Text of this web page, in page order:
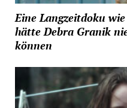
Eine Langzeitdoku
hätte Debra Granik
können